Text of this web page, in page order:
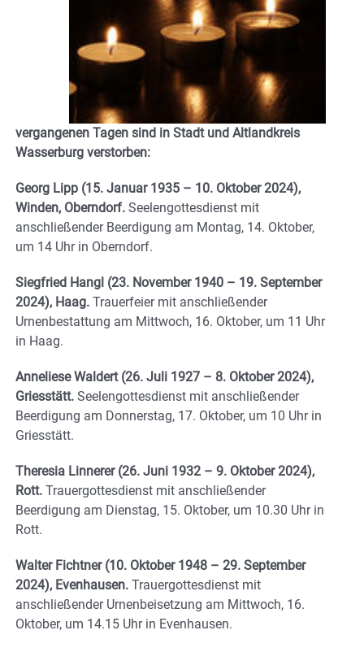
vergangenen Tagen sind in Stadt und Altlandkreis
Wasserburg verstorben:
Georg Lipp (15. Januar 1935 – 10. Oktober 2024),
Winden, Oberndorf. Seelengottesdienst mit
anschließender Beerdigung am Montag, 14. Oktober,
um 14 Uhr in Oberndorf.
Siegfried Hangl (23. November 1940 – 19. September
2024), Haag. Trauerfeier mit anschließender
Urnenbestattung am Mittwoch, 16. Oktober, um 11 Uhr
in Haag.
Anneliese Waldert (26. Juli 1927 – 8. Oktober 2024),
Griesstätt. Seelengottesdienst mit anschließender
Beerdigung am Donnerstag, 17. Oktober, um 10 Uhr in
Griesstätt.
Theresia Linnerer (26. Juni 1932 – 9. Oktober 2024),
Rott. Trauergottesdienst mit anschließender
Beerdigung am Dienstag, 15. Oktober, um 10.30 Uhr in
Rott.
Walter Fichtner (10. Oktober 1948 – 29. September
2024), Evenhausen. Trauergottesdienst mit
anschließender Urnenbeisetzung am Mittwoch, 16.
Oktober, um 14.15 Uhr in Evenhausen.